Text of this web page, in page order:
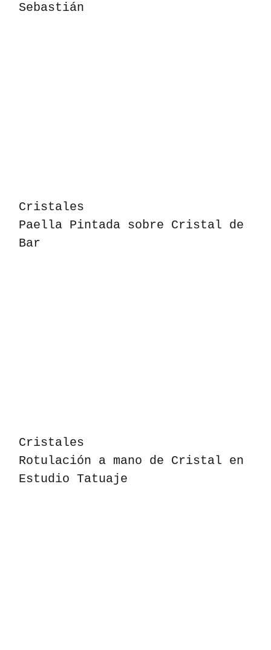
Sebastián
Cristales
Paella Pintada sobre Cristal de
Bar
Cristales
Rotulación a mano de Cristal en
Estudio Tatuaje